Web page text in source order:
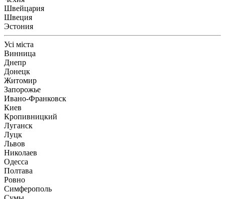
Швейцария
Швеция
Эстония
Усі міста
Винница
Днепр
Донецк
Житомир
Запорожье
Ивано-Франковск
Киев
Кропивницкий
Луганск
Луцк
Львов
Николаев
Одесса
Полтава
Ровно
Симферополь